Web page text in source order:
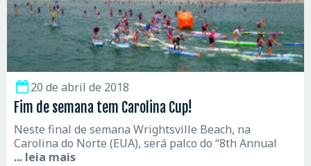
20 de abril de 2018
Fim de semana tem Carolina Cup!
Neste final de semana Wrightsville Beach, na
Carolina do Norte (EUA), será palco do “8th Annual
... leia mais